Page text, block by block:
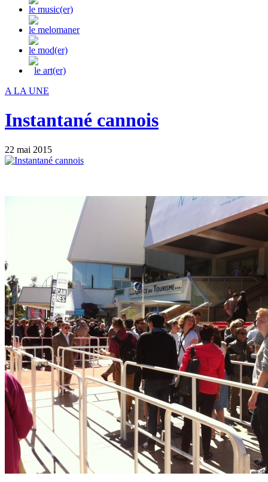
le music(er)
le melomaner
le mod(er)
le art(er)
A LA UNE
Instantané cannois
22 mai 2015